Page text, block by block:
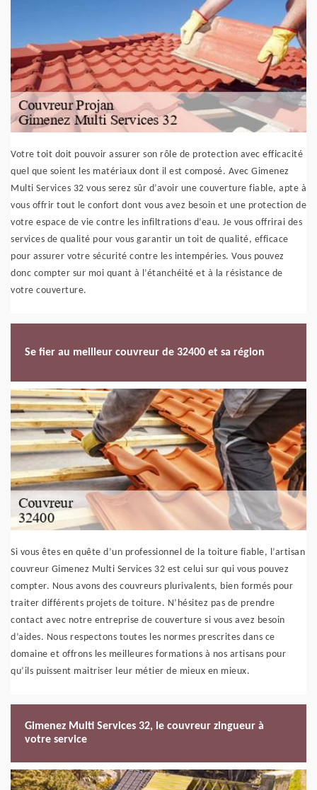
Votre toit doit pouvoir assurer son rôle de protection avec efficacité
quel que soient les matériaux dont il est composé. Avec Gimenez
Multi Services 32 vous serez sûr d’avoir une couverture fiable, apte à
vous offrir tout le confort dont vous avez besoin et une protection de
votre espace de vie contre les infiltrations d’eau. Je vous offrirai des
services de qualité pour vous garantir un toit de qualité, efficace
pour assurer votre sécurité contre les intempéries. Vous pouvez
donc compter sur moi quant à l’étanchéité et à la résistance de
votre couverture.
Se fier au meilleur couvreur de 32400 et sa région
Si vous êtes en quête d’un professionnel de la toiture fiable, l’artisan
couvreur Gimenez Multi Services 32 est celui sur qui vous pouvez
compter. Nous avons des couvreurs plurivalents, bien formés pour
traiter différents projets de toiture. N’hésitez pas de prendre
contact avec notre entreprise de couverture si vous avez besoin
d’aides. Nous respectons toutes les normes prescrites dans ce
domaine et offrons les meilleures formations à nos artisans pour
qu’ils puissent maitriser leur métier de mieux en mieux.
Gimenez Multi Services 32, le couvreur zingueur à
votre service